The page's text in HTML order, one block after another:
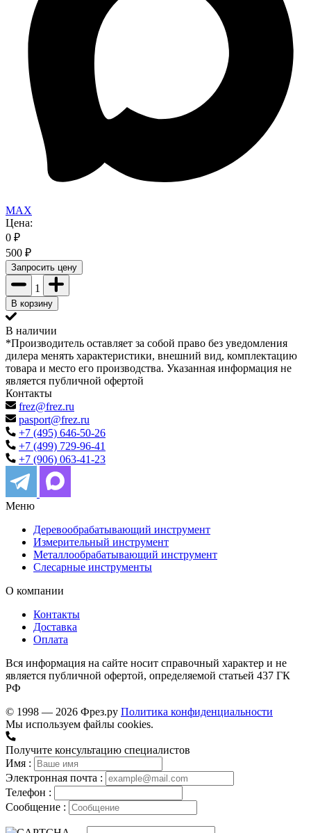
MAX
Цена:
0 ₽
500 ₽
Запросить цену
1
В корзину
В наличии
*Производитель оставляет за собой право без уведомления
дилера менять характеристики, внешний вид, комплектацию
товара и место его производства. Указанная информация не
является публичной офертой
Контакты
frez@frez.ru
pasport@frez.ru
+7 (495) 646-50-26
+7 (499) 729-96-41
+7 (906) 063-41-23
Меню
Деревообрабатывающий инструмент
Измерительный инструмент
Металлообрабатывающий инструмент
Слесарные инструменты
О компании
Контакты
Доставка
Оплата
Вся информация на сайте носит справочный характер и не
является публичной офертой, определяемой статьей 437 ГК
РФ
© 1998 — 2026 Фрез.ру Политика конфиденциальности
Мы используем файлы cookies.
Получите консультацию специалистов
Имя :
Электронная почта :
Телефон :
Сообщение :